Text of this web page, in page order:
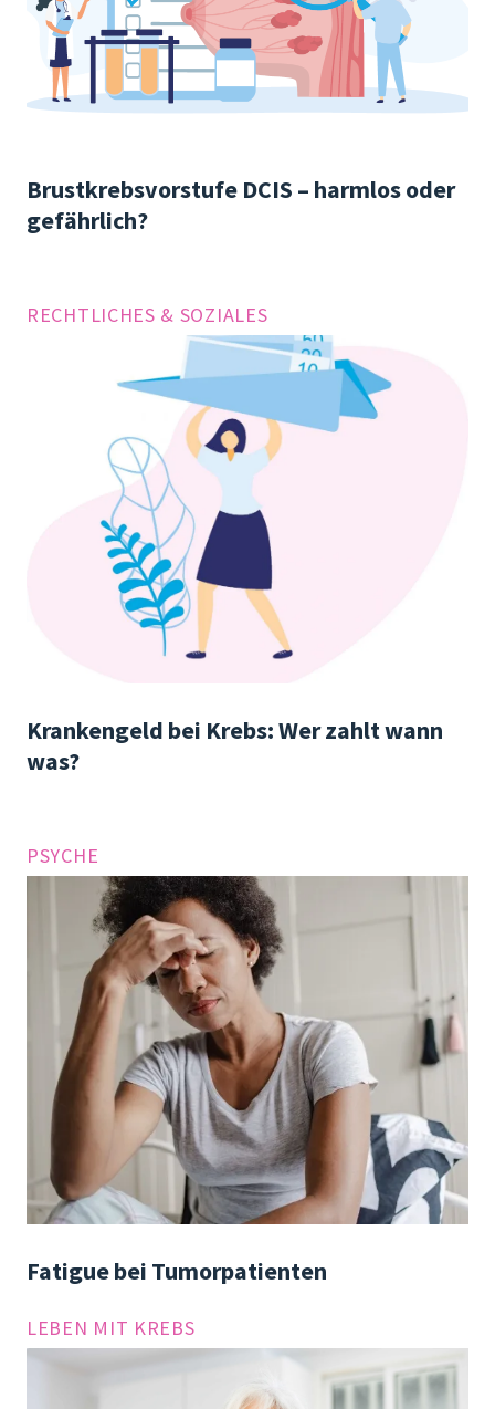
Brustkrebsvorstufe DCIS – harmlos oder
gefährlich?
RECHTLICHES & SOZIALES
Krankengeld bei Krebs: Wer zahlt wann
was?
PSYCHE
Fatigue bei Tumor­patienten
LEBEN MIT KREBS